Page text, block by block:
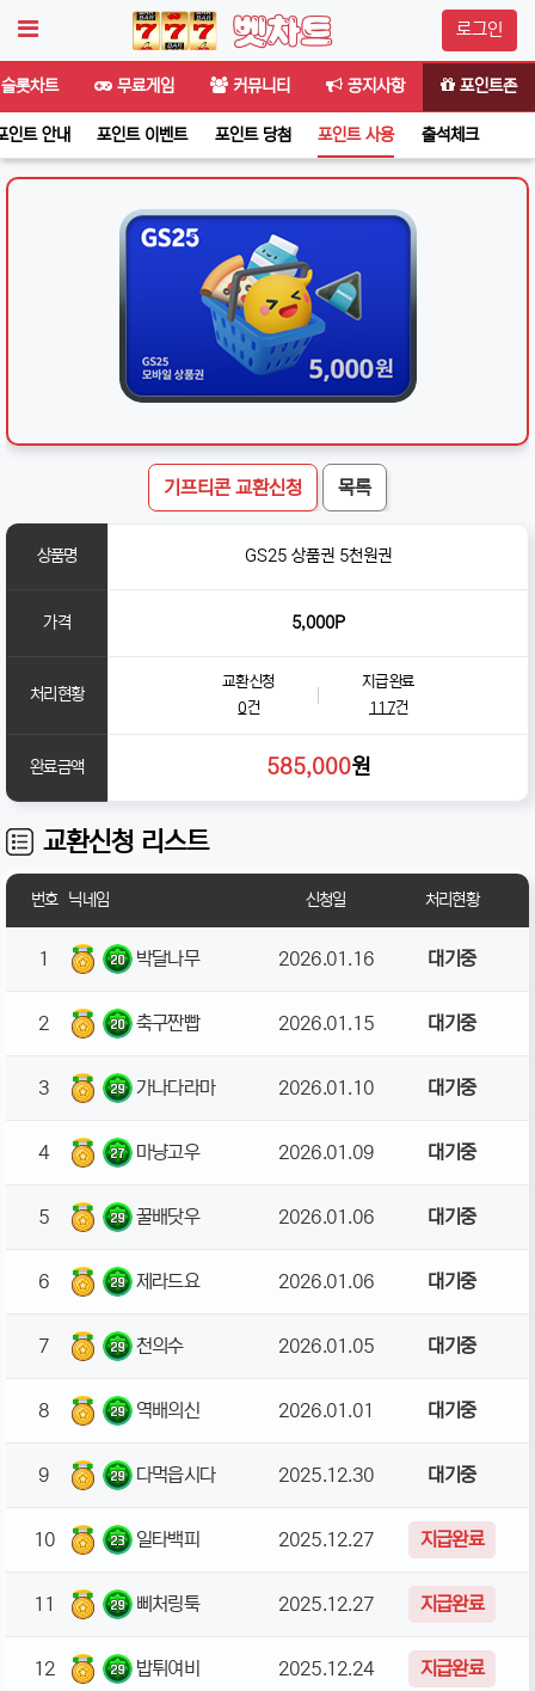
로그인
롯차트 무료게임 커뮤니티 공지사항 포인트존
인트 안내 포인트 이벤트 포인트 당첨 포인트 사용 출석체크
기프티콘 교환신청 목록
상품명 GS25 상품권 5천원권
가격 5,000P
처리현황
교환 신청
0건
지급 완료
117건
완료금액 585,000원
교환신청 리스트
번호 닉네임 신청일 처리현황
1 박달나무 2026.01.16 대기중
2 축구짠빱 2026.01.15 대기중
3 가나다라마 2026.01.10 대기중
4 마냥고우 2026.01.09 대기중
5 꿀배닷우 2026.01.06 대기중
6 제라드요 2026.01.06 대기중
7 천의수 2026.01.05 대기중
8 역배의신 2026.01.01 대기중
9 다먹읍시다 2025.12.30 대기중
10 일타백피 2025.12.27 지급완료
11 삐처링툭 2025.12.27 지급완료
12 밥튀여비 2025.12.24 지급완료